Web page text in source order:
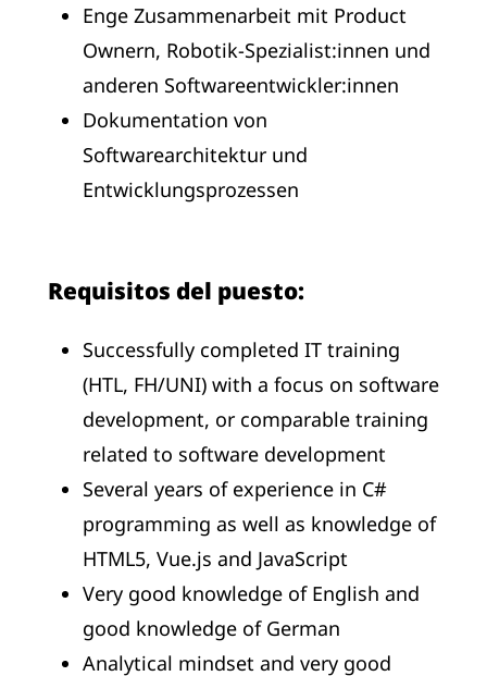
Enge Zusammenarbeit mit Product
Ownern, Robotik-Spezialist:innen und
anderen Softwareentwickler:innen
Dokumentation von
Softwarearchitektur und
Entwicklungsprozessen
Requisitos del puesto:
Successfully completed IT training
(HTL, FH/UNI) with a focus on software
development, or comparable training
related to software development
Several years of experience in C#
programming as well as knowledge of
HTML5, Vue.js and JavaScript
Very good knowledge of English and
good knowledge of German
Analytical mindset and very good